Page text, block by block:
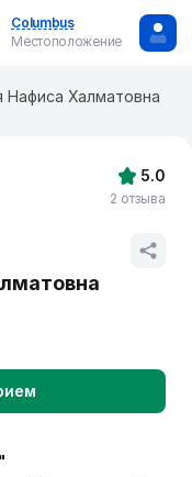
Columbus
Местоположение
Нафиса Халматовна
5.0
2 отзыва